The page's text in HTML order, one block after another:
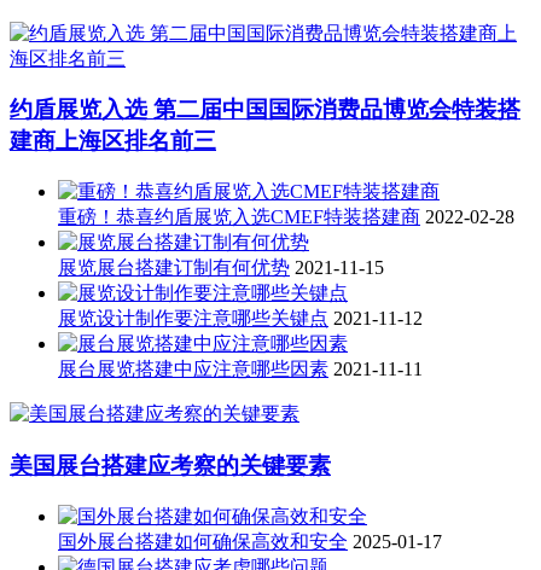
约盾展览入选 第二届中国国际消费品博览会特装搭
建商上海区排名前三
重磅！恭喜约盾展览入选CMEF特装搭建商 2022-02-28
展览展台搭建订制有何优势 2021-11-15
展览设计制作要注意哪些关键点 2021-11-12
展台展览搭建中应注意哪些因素 2021-11-11
美国展台搭建应考察的关键要素
国外展台搭建如何确保高效和安全 2025-01-17